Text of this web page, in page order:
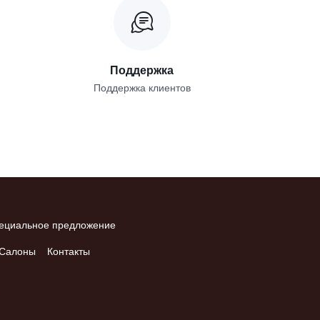
Поддержка
Поддержка клиентов
предложение
Контакты